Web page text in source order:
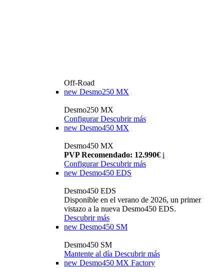
Off-Road
new Desmo250 MX
Desmo250 MX
Configurar Descubrir más
new Desmo450 MX
Desmo450 MX
PVP Recomendado: 12.990€ i
Configurar Descubrir más
new Desmo450 EDS
Desmo450 EDS
Disponible en el verano de 2026, un primer
vistazo a la nueva Desmo450 EDS.
Descubrir más
new Desmo450 SM
Desmo450 SM
Mantente al día Descubrir más
new Desmo450 MX Factory